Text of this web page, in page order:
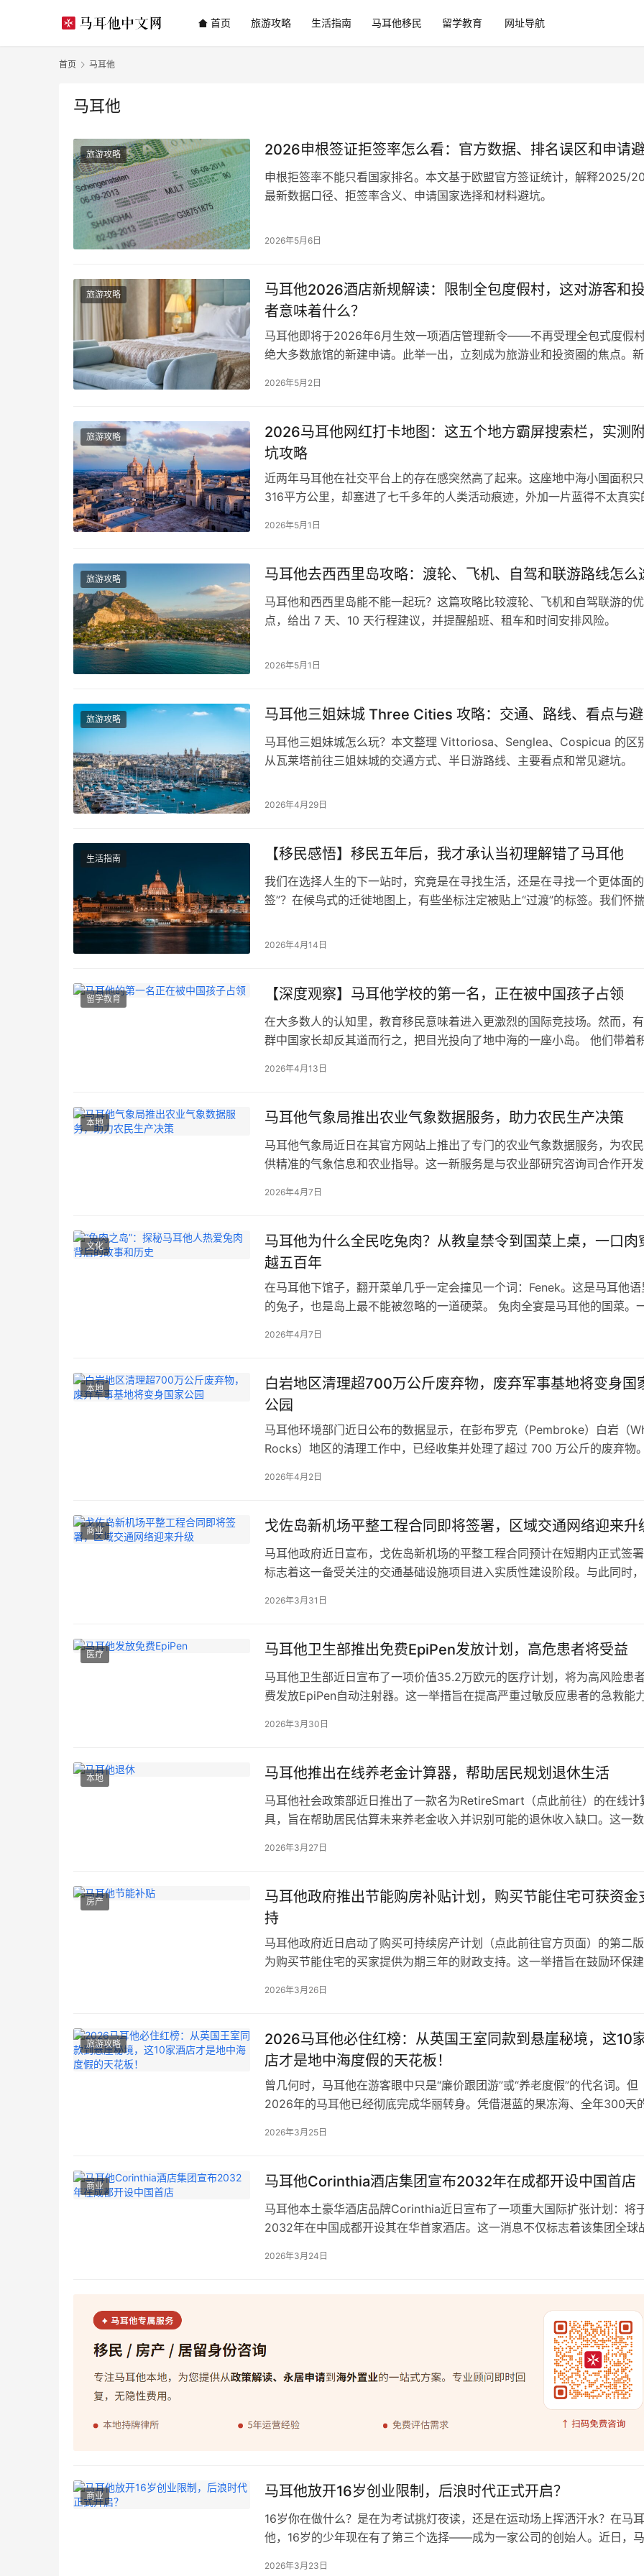
首页 旅游攻略 生活指南 马耳他移民 留学教育 网址导航
首页 马耳他
马耳他
旅游攻略 2026申根签证拒签率怎么看：官方数据、排名误区和申请
申根拒签率不能只看国家排名。本文基于欧盟官方签证统计，解释2025/
最新数据口径、拒签率含义、申请国家选择和材料避坑。
2026年5月6日
旅游攻略
马耳他2026酒店新规解读：限制全包度假村，这对游客和
者意味着什么？
马耳他即将于2026年6月生效一项酒店管理新令——不再受理全包式度假
绝大多数旅馆的新建申请。此举一出，立刻成为旅游业和投资圈的焦点。新
续不要无序扩张。 新规到底改变了什么？ 这次调整的力度很大，而且思路
迎封闭式的…
2026年5月2日
旅游攻略
2026马耳他网红打卡地图：这五个地方霸屏搜索栏，实测
坑攻略
近两年马耳他在社交平台上的存在感突然高了起来。这座地中海小国面积
316平方公里，却塞进了七千多年的人类活动痕迹，外加一片蓝得不太真实
个地方，是根据搜索热度和实地体验筛选出来的马耳他核心景点。每一个都
名：姆迪…
2026年5月1日
旅游攻略 马耳他去西西里岛攻略：渡轮、飞机、自驾和联游路线怎么
马耳他和西西里岛能不能一起玩？这篇攻略比较渡轮、飞机和自驾联游的
点，给出 7 天、10 天行程建议，并提醒船班、租车和时间安排风险。
2026年5月1日
旅游攻略 马耳他三姐妹城 Three Cities 攻略：交通、路线、看点与
马耳他三姐妹城怎么玩？本文整理 Vittoriosa、Senglea、Cospicua 的区
从瓦莱塔前往三姐妹城的交通方式、半日游路线、主要看点和常见避坑。
2026年4月29日
生活指南 【移民感悟】移民五年后，我才承认当初理解错了马耳他
我们在选择人生的下一站时，究竟是在寻找生活，还是在寻找一个更体面
签”？在候鸟式的迁徙地图上，有些坐标注定被贴上“过渡”的标签。我们怀
站”。 然而，当那些被寄予厚望的繁华逐渐露出裂痕，我们才不得不重新审
2026年4月14日
留学教育 【深度观察】马耳他学校的第一名，正在被中国孩子占领
在大多数人的认知里，教育移民意味着进入更激烈的国际竞技场。然而，
群中国家长却反其道而行之，把目光投向了地中海的一座小岛。 他们带着
耐人寻味。…
2026年4月13日
本地 马耳他气象局推出农业气象数据服务，助力农民生产决策
马耳他气象局近日在其官方网站上推出了专门的农业气象数据服务，为农
供精准的气象信息和农业指导。这一新服务是与农业部研究咨询司合作开发
科技赋能：精准数据指…
2026年4月7日
文化
马耳他为什么全民吃兔肉？从教皇禁令到国菜上桌，一口肉
越五百年
在马耳他下馆子，翻开菜单几乎一定会撞见一个词：Fenek。这是马耳他语
的兔子，也是岛上最不能被忽略的一道硬菜。 兔肉全宴是马耳他的国菜。
罗德岛…
2026年4月7日
本地
白岩地区清理超700万公斤废弃物，废弃军事基地将变身国
公园
马耳他环境部门近日公布的数据显示，在彭布罗克（Pembroke）白岩（
Rocks）地区的清理工作中，已经收集并处理了超过 700 万公斤的废弃物
2026年4月2日
商业 戈佐岛新机场平整工程合同即将签署，区域交通网络迎来升
马耳他政府近日宣布，戈佐岛新机场的平整工程合同预计在短期内正式签署
标志着这一备受关注的交通基础设施项目进入实质性建设阶段。与此同时，
线。平…
2026年3月31日
医疗 马耳他卫生部推出免费EpiPen发放计划，高危患者将受益
马耳他卫生部近日宣布了一项价值35.2万欧元的医疗计划，将为高风险患
费发放EpiPen自动注射器。这一举措旨在提高严重过敏反应患者的急救能
2026年3月30日
本地 马耳他推出在线养老金计算器，帮助居民规划退休生活
马耳他社会政策部近日推出了一款名为RetireSmart（点此前往）的在线计
具，旨在帮助居民估算未来养老金收入并识别可能的退休收入缺口。这一数
据，结合…
2026年3月27日
房产
马耳他政府推出节能购房补贴计划，购买节能住宅可获资金
持
马耳他政府近日启动了购买可持续房产计划（点此前往官方页面）的第二版
为购买节能住宅的买家提供为期三年的财政支持。这一举措旨在鼓励环保建
建筑普及 环境部长…
2026年3月26日
旅游攻略
2026马耳他必住红榜：从英国王室同款到悬崖秘境，这10
店才是地中海度假的天花板！
曾几何时，马耳他在游客眼中只是“廉价跟团游”或“养老度假”的代名词。但
2026年的马耳他已经彻底完成华丽转身。凭借湛蓝的果冻海、全年300天
都能…
2026年3月25日
商业 马耳他Corinthia酒店集团宣布2032年在成都开设中国首店
马耳他本土豪华酒店品牌Corinthia近日宣布了一项重大国际扩张计划：将
2032年在中国成都开设其在华首家酒店。这一消息不仅标志着该集团全球
2026年3月24日
商业 马耳他放开16岁创业限制，后浪时代正式开启？
16岁你在做什么？是在为考试挑灯夜读，还是在运动场上挥洒汗水？在马耳
他，16岁的少年现在有了第三个选择——成为一家公司的创始人。近日，
2026年3月23日